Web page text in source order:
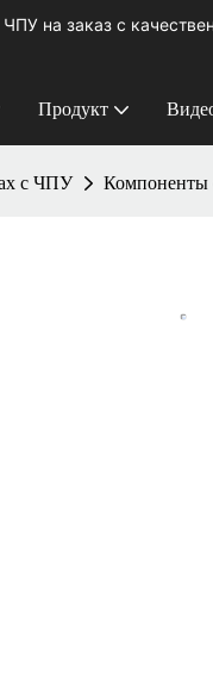
на заказ с
Продукт
с ЧПУ Компоненты